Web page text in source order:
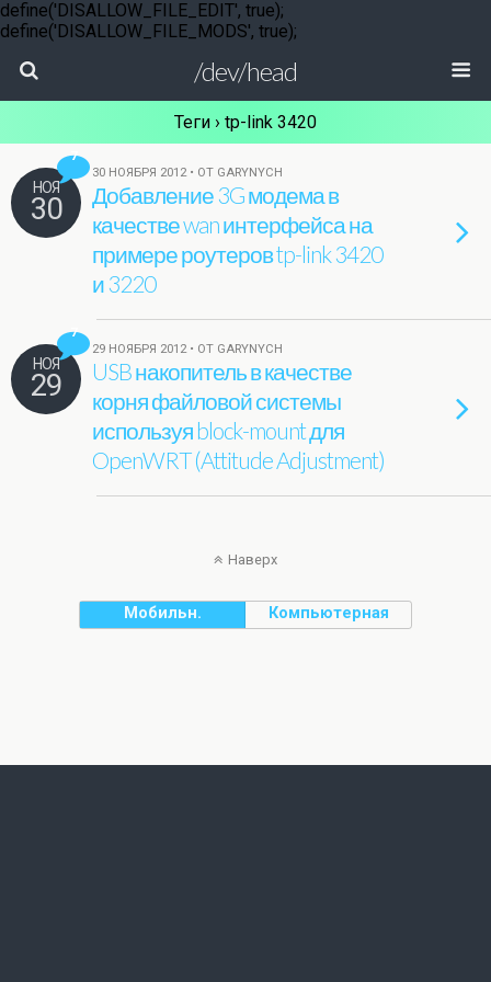
define('DISALLOW_FILE_EDIT', true);
define('DISALLOW_FILE_MODS', true);
/dev/head
Теги › tp-link 3420
7
НОЯ
30
30 НОЯБРЯ 2012 • ОТ GARYNYCH
Добавление 3G модема в
качестве wan интерфейса на
примере роутеров tp-link 3420
и 3220
7
НОЯ
29
29 НОЯБРЯ 2012 • ОТ GARYNYCH
USB накопитель в качестве
корня файловой системы
используя block-mount для
OpenWRT (Attitude Adjustment)
Наверх
Мобильн. Компьютерная